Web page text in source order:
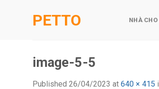
PETTO NHÀ CHO
image-5-5
Published 26/04/2023 at 640 × 415